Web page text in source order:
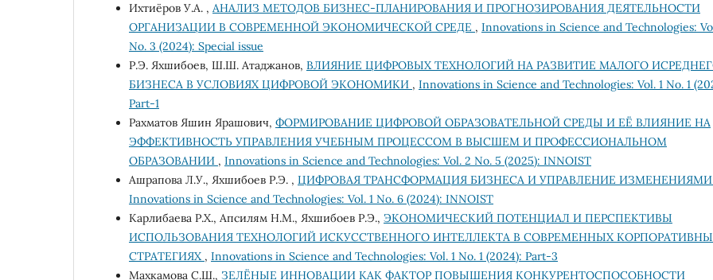
Ихтиёров У.А. , АНАЛИЗ МЕТОДОВ БИЗНЕС-ПЛАНИРОВАНИЯ И ПРОГНОЗИРОВАНИЯ ДЕЯТЕЛЬНОСТИ
ОРГАНИЗАЦИИ В СОВРЕМЕННОЙ ЭКОНОМИЧЕСКОЙ СРЕДЕ , Innovations in Science and Technologies:
No. 3 (2024): Special issue
Р.Э. Яхшибоев, Ш.Ш. Атаджанов, ВЛИЯНИЕ ЦИФРОВЫХ ТЕХНОЛОГИЙ НА РАЗВИТИЕ МАЛОГО
БИЗНЕСА В УСЛОВИЯХ ЦИФРОВОЙ ЭКОНОМИКИ , Innovations in Science and Technologies: Vol. 1 No. 1
Part-1
Рахматов Яшин Ярашович, ФОРМИРОВАНИЕ ЦИФРОВОЙ ОБРАЗОВАТЕЛЬНОЙ СРЕДЫ И ЕЁ ВЛИЯНИЕ НА
ЭФФЕКТИВНОСТЬ УПРАВЛЕНИЯ УЧЕБНЫМ ПРОЦЕССОМ В ВЫСШЕМ И ПРОФЕССИОНАЛЬНОМ
ОБРАЗОВАНИИ , Innovations in Science and Technologies: Vol. 2 No. 5 (2025): INNOIST
Ашрапова Л.У., Яхшибоев Р.Э. , ЦИФРОВАЯ ТРАНСФОРМАЦИЯ БИЗНЕСА И УПРАВЛЕНИЕ
Innovations in Science and Technologies: Vol. 1 No. 6 (2024): INNOIST
Карлибаева Р.Х., Апсилям Н.М., Яхшибоев Р.Э., ЭКОНОМИЧЕСКИЙ ПОТЕНЦИАЛ И ПЕРСПЕКТИВЫ
ИСПОЛЬЗОВАНИЯ ТЕХНОЛОГИЙ ИСКУССТВЕННОГО ИНТЕЛЛЕКТА В СОВРЕМЕННЫХ
СТРАТЕГИЯХ , Innovations in Science and Technologies: Vol. 1 No. 1 (2024): Part-3
Махкамова С.Ш., ЗЕЛЁНЫЕ ИННОВАЦИИ КАК ФАКТОР ПОВЫШЕНИЯ КОНКУРЕНТОСПОСОБНОСТИ